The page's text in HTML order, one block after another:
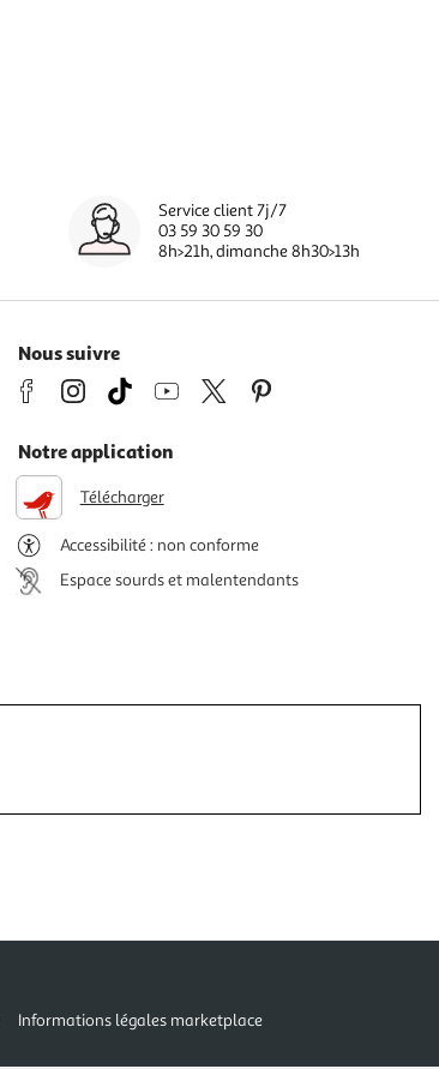
Service client 7j/7
03 59 30 59 30
8h>21h, dimanche 8h30>13h
Nous suivre
Notre application
Télécharger
Accessibilité : non conforme
Espace sourds et malentendants
Informations légales marketplace